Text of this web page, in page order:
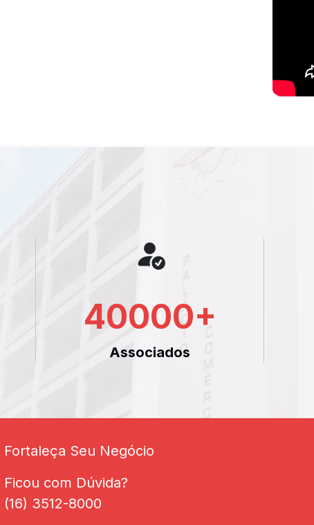
40000+
Associados
Fortaleça Seu Negócio
Ficou com Dúvida?
(16) 3512-8000